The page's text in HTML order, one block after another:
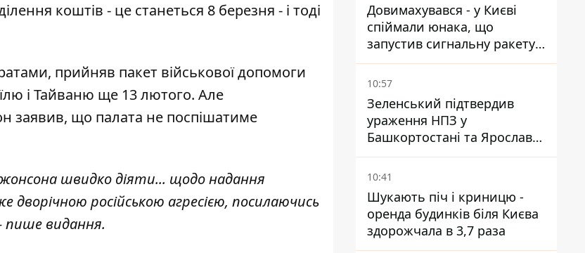
коштів - це станеться 8 березня - і тоді
прийняв пакет військової допомоги
і Тайваню ще 13 лютого. Але
заявив, що палата не поспішатиме
швидко діяти... щодо надання
дворічною російською агресією, посилаючись
пише видання.
Довимахувався - у Києві
спіймали юнака, що
запустив сигнальну ракету,
аби потішити дівчат
10:57
Зеленський підтвердив
ураження НПЗ у
Башкортостані та Ярославлі
- відео
10:41
Шукають піч і криницю -
оренда будинків біля Києва
здорожчала в 3,7 раза